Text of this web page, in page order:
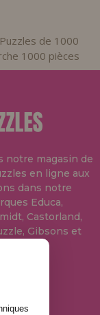
Puzzles de 1000
1000 pièces
notre magasin de
en ligne aux
dans notre
Educa,
Castorland,
Gibsons et